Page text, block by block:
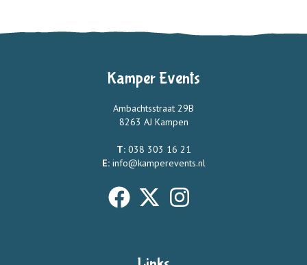
Kamper Events
Ambachtsstraat 29B
8263 AJ Kampen
T: 038 303 16 21
E: info@kamperevents.nl